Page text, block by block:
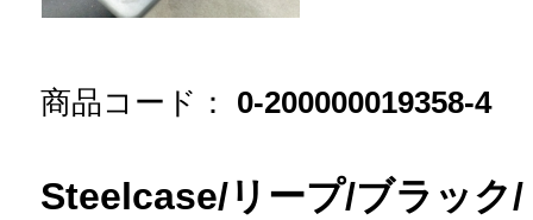
商品コード： 0-200000019358-4
Steelcase/リープ/ブラック